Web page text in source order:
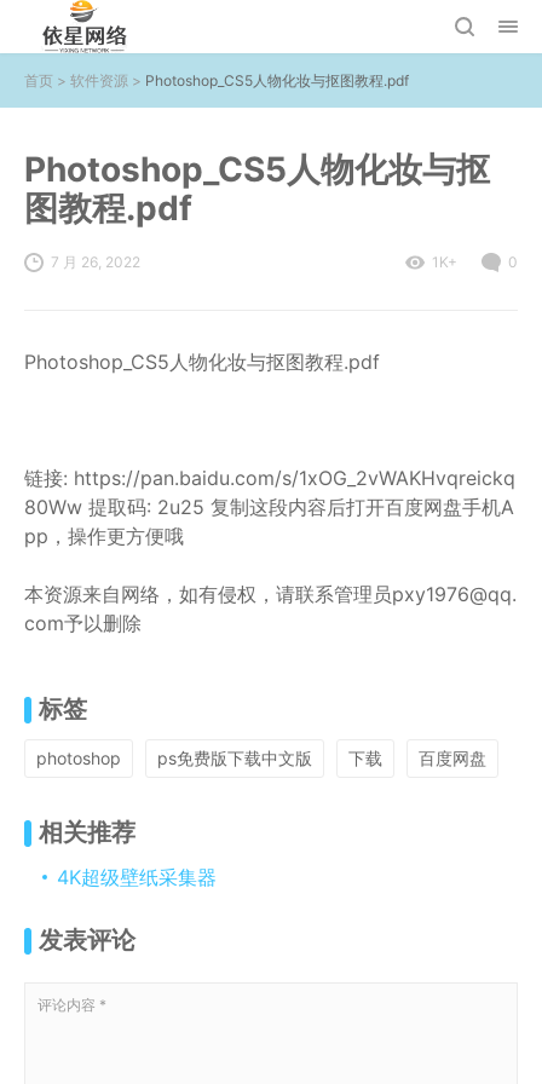
首页 > 软件资源 > Photoshop_CS5人物化妆与抠图教程.pdf
Photoshop_CS5人物化妆与抠
图教程.pdf
7 月 26, 2022 1K+ 0
Photoshop_CS5人物化妆与抠图教程.pdf
链接: https://pan.baidu.com/s/1xOG_2vWAKHvqreickq
80Ww 提取码: 2u25 复制这段内容后打开百度网盘手机A
pp，操作更方便哦
本资源来自网络，如有侵权，请联系管理员pxy1976@qq.
com予以删除
标签
photoshop ps免费版下载中文版 下载 百度网盘
相关推荐
4K超级壁纸采集器
发表评论